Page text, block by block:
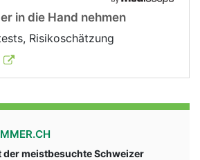
in die Hand nehmen
Risikoschätzung
meistbesuchte Schweizer